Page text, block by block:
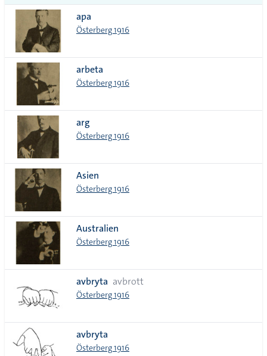
alla i
lista
apa
Österberg 1916
arbeta
Österberg 1916
arg
Österberg 1916
Asien
Österberg 1916
Australien
Österberg 1916
avbryta avbrott
Österberg 1916
avbryta
Österberg 1916